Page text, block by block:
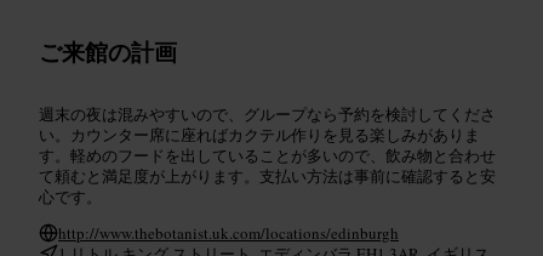
ご来館の計画
週末の夜は混みやすいので、グループなら予約を検討してくださ
い。カウンター席に座ればカクテル作りを見る楽しみがありま
す。軽めのフードを出していることが多いので、飲み物と合わせ
て頼むと満足度が上がります。支払い方法は事前に確認すると安
心です。
http://www.thebotanist.uk.com/locations/edinburgh